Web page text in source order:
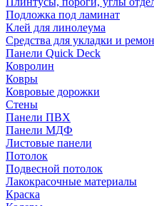
Подложка под ламинат
Клей для линолеума
Средства для укладки и
Панели Quick Deck
Ковролин
Ковры
Ковровые дорожки
Стены
Панели ПВХ
Панели МДФ
Листовые панели
Потолок
Подвесной потолок
Лакокрасочные материалы
Краска